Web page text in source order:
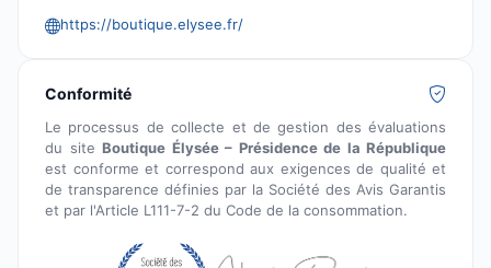
https://boutique.elysee.fr/
Conformité
Le processus de collecte et de gestion des évaluations
du site Boutique Élysée – Présidence de la République
est conforme et correspond aux exigences de qualité et
de transparence définies par la Société des Avis Garantis
et par l'Article L111-7-2 du Code de la consommation.